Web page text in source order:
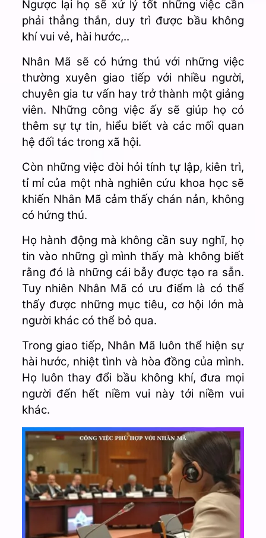
Ngược lại họ sẽ xử lý tốt những việc cần
phải thẳng thắn, duy trì được bầu không
khí vui vẻ, hài hước,..
Nhân Mã sẽ có hứng thú với những việc
thường xuyên giao tiếp với nhiều người,
chuyên gia tư vấn hay trở thành một giảng
viên. Những công việc ấy sẽ giúp họ có
thêm sự tự tin, hiểu biết và các mối quan
hệ đối tác trong xã hội.
Còn những việc đòi hỏi tính tự lập, kiên trì,
tỉ mỉ của một nhà nghiên cứu khoa học sẽ
khiến Nhân Mã cảm thấy chán nản, không
có hứng thú.
Họ hành động mà không cần suy nghĩ, họ
tin vào những gì mình thấy mà không biết
rằng đó là những cái bẫy được tạo ra sẵn.
Tuy nhiên Nhân Mã có ưu điểm là có thể
thấy được những mục tiêu, cơ hội lớn mà
người khác có thể bỏ qua.
Trong giao tiếp, Nhân Mã luôn thể hiện sự
hài hước, nhiệt tình và hòa đồng của mình.
Họ luôn thay đổi bầu không khí, đưa mọi
người đến hết niềm vui này tới niềm vui
khác.